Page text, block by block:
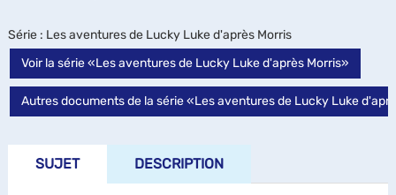
Série : Les aventures de Lucky Luke d'après Morris
Voir la série «Les aventures de Lucky Luke d'après Morris»
Autres documents de la série «Les aventures de Lucky Luke
SUJET DESCRIPTION